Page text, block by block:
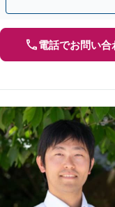
電話でお問い合